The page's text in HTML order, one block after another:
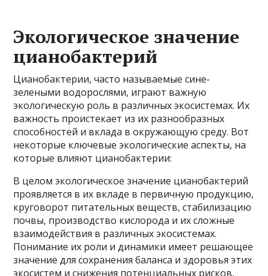
Экологическое значение
цианобактерий
Цианобактерии, часто называемые сине-
зелеными водорослями, играют важную
экологическую роль в различных экосистемах. Их
важность проистекает из их разнообразных
способностей и вклада в окружающую среду. Вот
некоторые ключевые экологические аспекты, на
которые влияют цианобактерии:
В целом экологическое значение цианобактерий
проявляется в их вкладе в первичную продукцию,
круговорот питательных веществ, стабилизацию
почвы, производство кислорода и их сложные
взаимодействия в различных экосистемах.
Понимание их роли и динамики имеет решающее
значение для сохранения баланса и здоровья этих
экосистем и снижения потенциальных рисков,